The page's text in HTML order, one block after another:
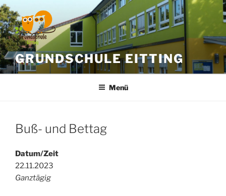
Zum
Inhalt
springen
GRUNDSCHULE EITTING
Menü
Buß- und Bettag
Datum/Zeit
22.11.2023
Ganztägig